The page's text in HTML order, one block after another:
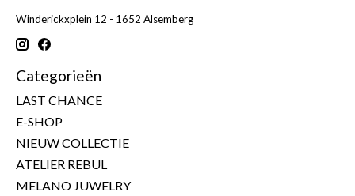
Winderickxplein 12 - 1652 Alsemberg
Categorieën
LAST CHANCE
E-SHOP
NIEUW COLLECTIE
ATELIER REBUL
MELANO JUWELRY